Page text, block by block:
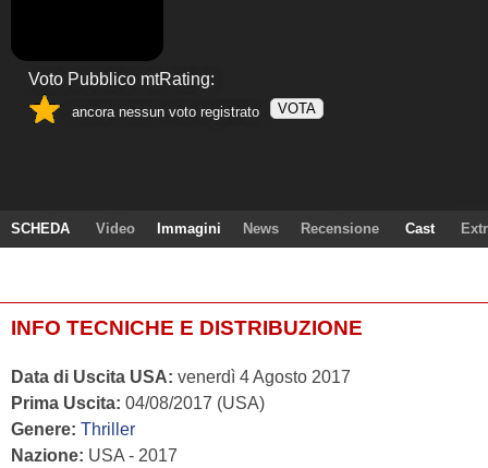
Voto Pubblico mtRating:
ancora nessun voto registrato VOTA
SCHEDA Video Immagini News Recensione Cast
INFO TECNICHE E DISTRIBUZIONE
Data di Uscita USA: venerdì 4 Agosto 2017
Prima Uscita: 04/08/2017 (USA)
Genere: Thriller
Nazione: USA - 2017